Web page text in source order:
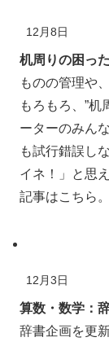
12月8日
机周りの困っ
ものの管理や
もろもろ、”机
ーターのみん
も試行錯誤 し
イネ！」と思
記事はこちら。
12月3日
算数・数学：
辞書企画を更